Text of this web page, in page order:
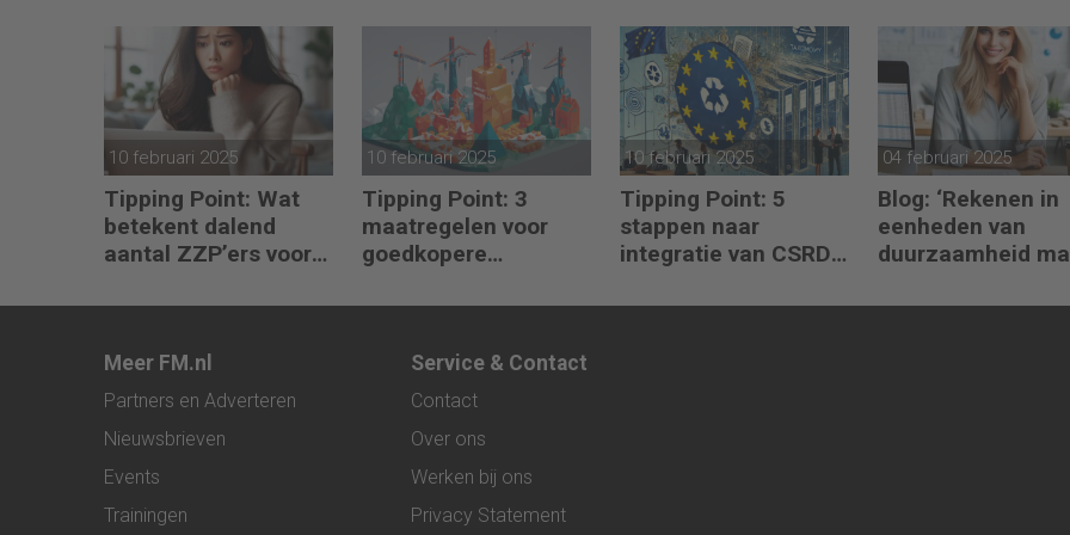
10 februari 2025
Tipping Point: Wat
betekent dalend
aantal ZZP’ers voor
10 februari 2025
Tipping Point: 3
maatregelen voor
goedkopere
verduurzamen)
10 februari 2025
Tipping Point: 5
stappen naar
integratie van CSRD,
Taxonomie
04 februari 2025
Blog: ‘Rekenen in
eenheden van
duurzaamheid
Meer FM.nl
Partners en Adverteren
Nieuwsbrieven
Events
Trainingen
Service & Contact
Contact
Over ons
Werken bij ons
Privacy Statement